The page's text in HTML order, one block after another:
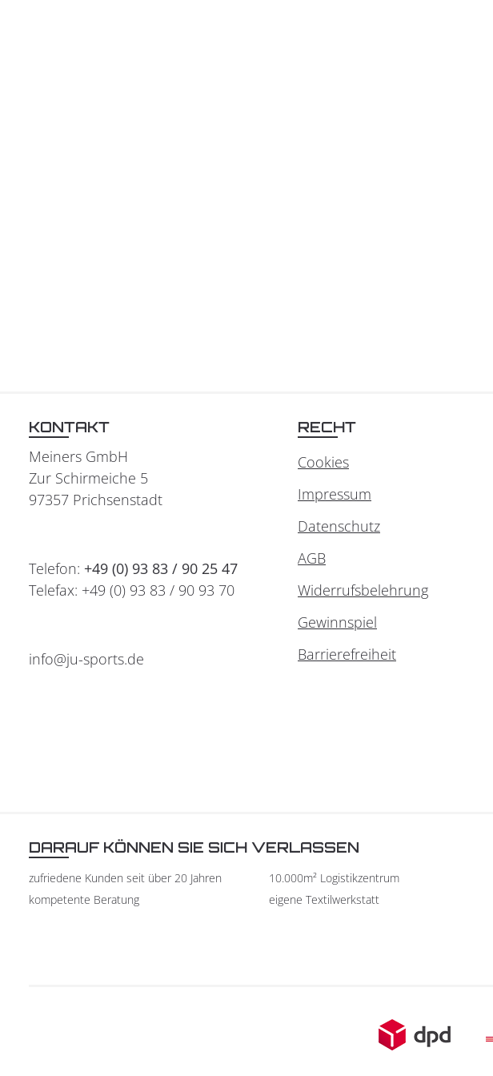
KONTAKT
Meiners GmbH
Zur Schirmeiche 5
97357 Prichsenstadt
Telefon: +49 (0) 93 83 / 90 25 47
Telefax: +49 (0) 93 83 / 90 93 70
info@ju-sports.de
RECHT
Cookies
Impressum
Datenschutz
AGB
Widerrufsbelehrung
Gewinnspiel
Barrierefreiheit
DARAUF KÖNNEN SIE SICH VERLASSEN
zufriedene Kunden seit über 20 Jahren
10.000m² Logistikzentrum
kompetente Beratung
eigene Textilwerkstatt